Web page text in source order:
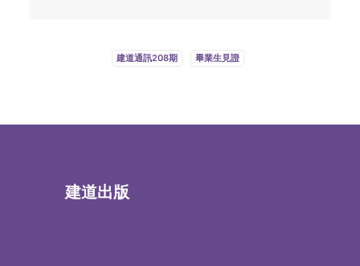
建道通訊208期 畢業生見證
建道出版